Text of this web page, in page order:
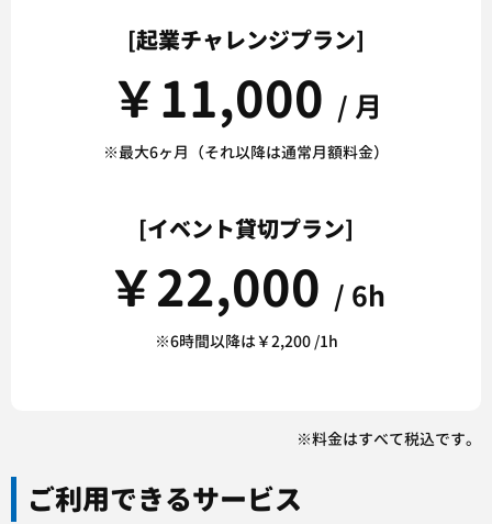
[起業チャレンジプラン]
￥11,000 / 月
※最大6ヶ月（それ以降は通常月額料金）
[イベント貸切プラン]
￥22,000 / 6h
※6時間以降は￥2,200 /1h
※料金はすべて税込です。
ご利用できるサービス